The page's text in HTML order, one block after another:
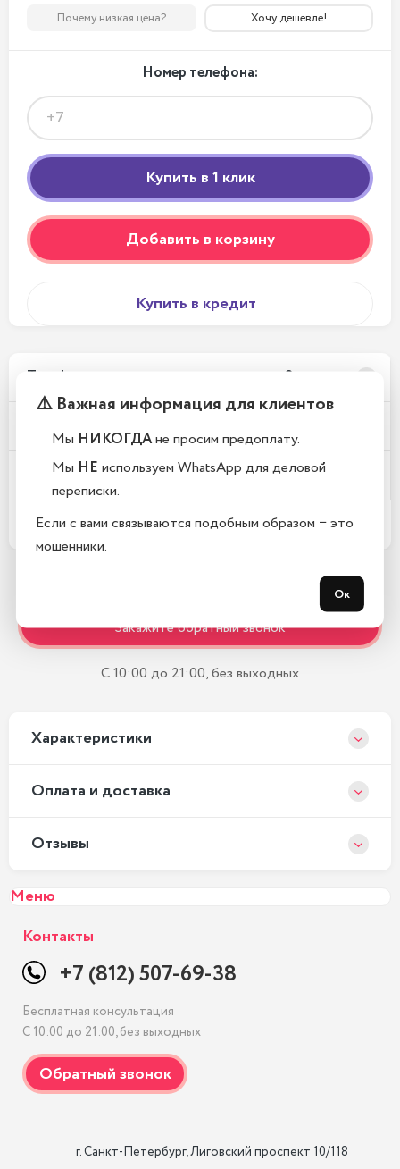
Почему низкая цена? Хочу дешевле!
Номер телефона:
Добавить в корзину
Купить в кредит
Телефоны новые или восстановленные?
Где находится Ваш магазин?
Какой срок гарантии?
Закажите обратный звонок
С 10:00 до 21:00, без выходных
Xарактеристики
Оплата и доставка
Отзывы
Меню
Контакты
+7 (812) 507-69-38
Бесплатная консультация
С 10:00 до 21:00, без выходных
⚠️ Важная информация для клиентов
Мы НИКОГДАне просим предоплату.
Мы НЕ используем WhatsApp для деловой
переписки.
Если с вами связываются подобным образом − это
мошенники.
Ок